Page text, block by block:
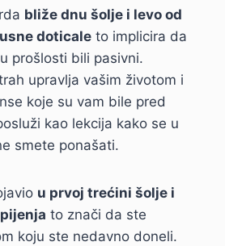
bliže dnu šolje i levo od
doticale to implicira da
prošlosti bili pasivni.
upravlja vašim životom i
koje su vam bile pred
kao lekcija kako se u
smete ponašati.
u prvoj trećini šolje i
to znači da ste
koju ste nedavno doneli.